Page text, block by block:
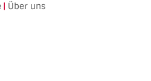
| Über uns